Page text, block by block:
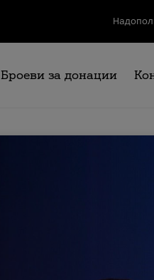
Броеви за донации